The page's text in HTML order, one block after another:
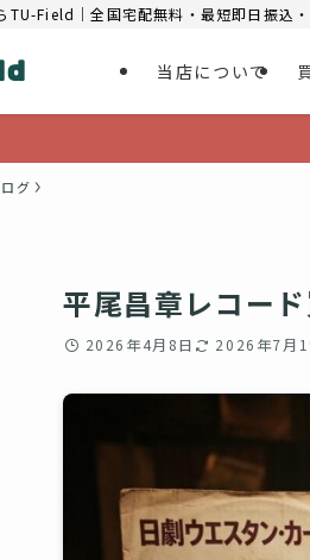
TU-Field｜全国宅配無料・最短即日振込
当店について
グ
平尾昌章レコー
2026年4月8日 2026年7月